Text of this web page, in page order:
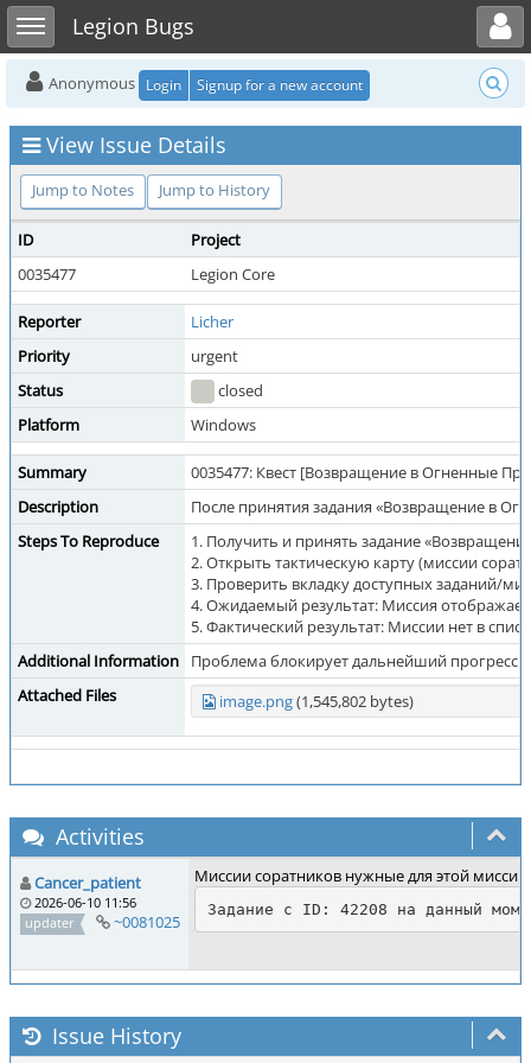
Toggle sidebarLegion Bugs
Toggle user menu
Anonymous Login Signup for a new account
View Issue Details
Jump to Notes Jump to History
ID
Project
0035477
Legion Core
Reporter
Licher
Priority
urgent
Status
closed
Platform
Windows
Summary
0035477: Квест [Возвращение в Огненные
Description
После принятия задания «Возвращение в
Steps To Reproduce
1. Получить и принять задание
2. Открыть тактическую карту (миссии
3. Проверить вкладку доступных заданий/
4. Ожидаемый результат: Миссия
5. Фактический результат: Миссии нет в
Additional Information
Проблема блокирует дальнейший прогресс
Attached Files
image.png(1,545,802 bytes)
Activities
Cancer_patient
2026-06-10 11:56
updater
~0081025
Миссии соратников нужные для этой
Issue History